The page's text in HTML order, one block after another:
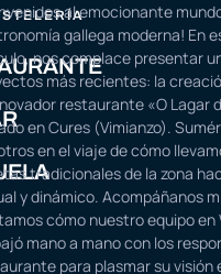
al emocionante
gallega moderna! En
nos complace presentar
más recientes: la
restaurante «O Lagar
en Cures (Vimianzo).
en el viaje de cómo
tradicionales de la zona
y dinámico. Acompáñanos
cómo nuestro equipo en
mano a mano con los
para plasmar su visión